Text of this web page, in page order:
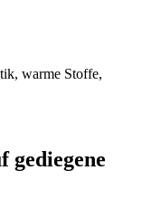
warme Stoffe,
gediegene